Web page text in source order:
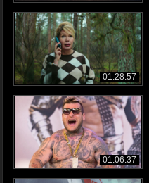
01:28:57
01:06:37